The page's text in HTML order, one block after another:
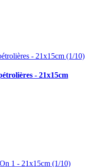
- 21x15cm